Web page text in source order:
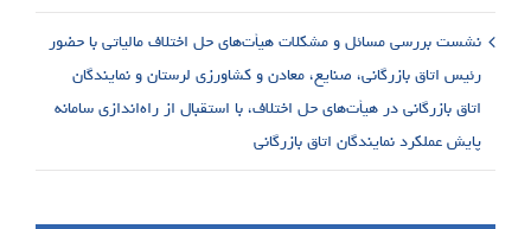
نشست بررسی مسائل و مشکلات هیأت‌های حل اختلاف مالیاتی با حضور
رئیس اتاق بازرگانی، صنایع، معادن و کشاورزی لرستان و نمایندگان
اتاق بازرگانی در هیأت‌های حل اختلاف، با استقبال از راه‌اندازی سامانه
پایش عملکرد نمایندگان اتاق بازرگانی